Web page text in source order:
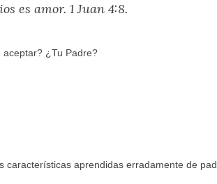
es amor. 1 Juan 4:8.
¿Tu Padre?
aprendidas erradamente de